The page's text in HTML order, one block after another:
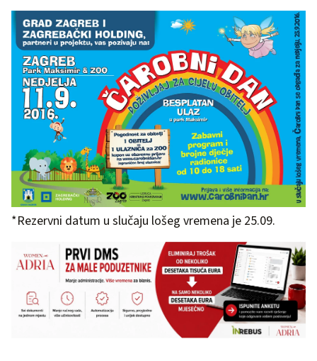
*Rezervni datum u slučaju lošeg vremena je 25.09.